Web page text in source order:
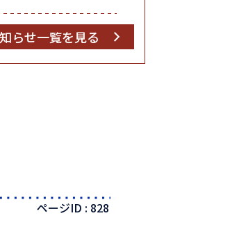
らせ一覧を見る
ページID : 828